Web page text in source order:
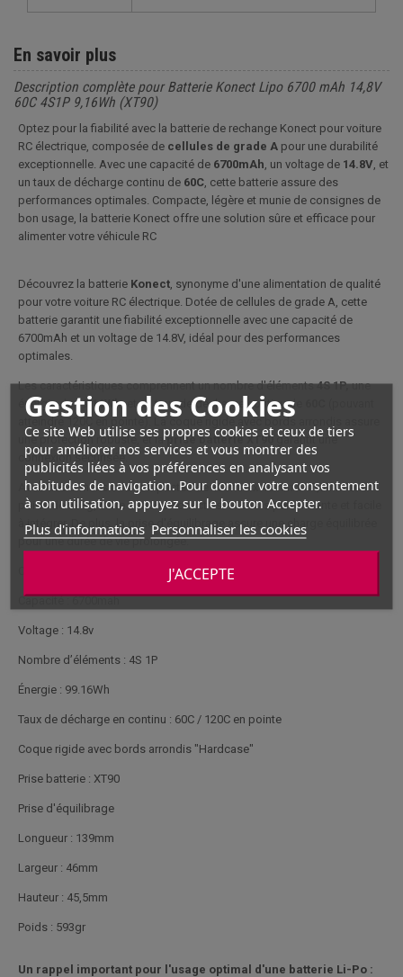
Gestion des Cookies
Ce site Web utilise ses propres cookies et ceux de tiers
pour améliorer nos services et vous montrer des
publicités liées à vos préférences en analysant vos
habitudes de navigation. Pour donner votre consentement
à son utilisation, appuyez sur le bouton Accepter.
Plus d'informations Personnaliser les cookies
J'ACCEPTE
En savoir plus
Description complète pour Batterie Konect Lipo 6700 mAh 14,8V
60C 4S1P 9,16Wh (XT90)
Optez pour la fiabilité avec la batterie de rechange Konect pour voiture
RC électrique, composée de cellules de grade A pour une durabilité
exceptionnelle. Avec une capacité de 6700mAh, un voltage de 14.8V, et
un taux de décharge continu de 60C, cette batterie assure des
performances optimales. Compacte, légère et munie de consignes de
bon usage, la batterie Konect offre une solution sûre et efficace pour
alimenter votre véhicule RC
Découvrez la batterie Konect, synonyme d'une alimentation de qualité
pour votre voiture RC électrique. Dotée de cellules de grade A, cette
batterie garantit une fiabilité exceptionnelle avec une capacité de
6700mAh et un voltage de 14.8V, idéal pour des performances
optimales.
Les caractéristiques comprennent un nombre d'éléments4S 1P,une
énergie de99.16Wh, et un taux de décharge continu de
une protection robuste, et laprise batterie XT90 garantit une
connexion sécurisée.
Avec des dimensions compactes de 139mm x 46mm x 45,5mm et un
poids de 593g, cette batterie Konect est à la fois performante et facile
à intégrer. De plus, la prise d'équilibrage assure une charge équilibrée
pour une durée de vie prolongée.
Capacité : 6700mah
Voltage : 14.8v
Nombre d’éléments : 4S 1P
Énergie : 99.16Wh
Taux de décharge en continu : 60C / 120C en pointe
Coque rigide avec bords arrondis "Hardcase"
Prise batterie : XT90
Prise d'équilibrage
Longueur : 139mm
Largeur : 46mm
Hauteur : 45,5mm
Poids : 593gr
Un rappel important pour l'usage optimal d'une batterie Li-Po :